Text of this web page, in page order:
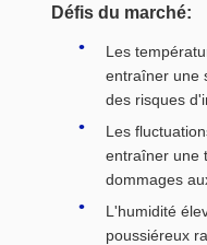
Défis du marché:
Les
entraîner une
des risques
Les
entraîner une
dommages
L'humidité
poussiéreux